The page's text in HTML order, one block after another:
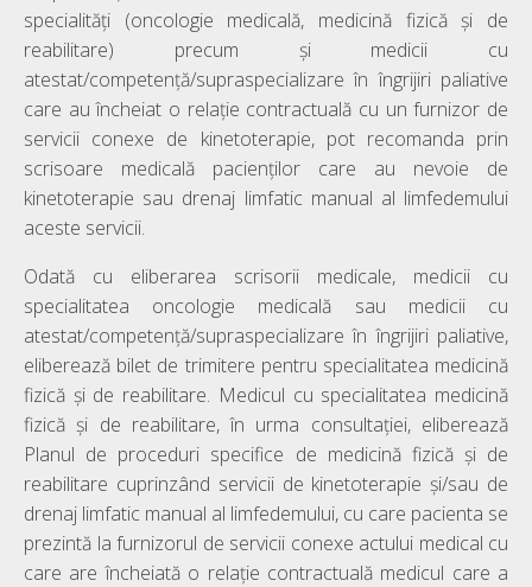
specialități (oncologie medicală, medicină fizică și de
reabilitare) precum și medicii cu
atestat/competență/supraspecializare în îngrijiri paliative
care au încheiat o relație contractuală cu un furnizor de
servicii conexe de kinetoterapie, pot recomanda prin
scrisoare medicală pacienților care au nevoie de
kinetoterapie sau drenaj limfatic manual al limfedemului
aceste servicii.
Odată cu eliberarea scrisorii medicale, medicii cu
specialitatea oncologie medicală sau medicii cu
atestat/competență/supraspecializare în îngrijiri paliative,
eliberează bilet de trimitere pentru specialitatea medicină
fizică și de reabilitare. Medicul cu specialitatea medicină
fizică și de reabilitare, în urma consultației, eliberează
Planul de proceduri specifice de medicină fizică şi de
reabilitare cuprinzând servicii de kinetoterapie și/sau de
drenaj limfatic manual al limfedemului, cu care pacienta se
prezintă la furnizorul de servicii conexe actului medical cu
care are încheiată o relație contractuală medicul care a